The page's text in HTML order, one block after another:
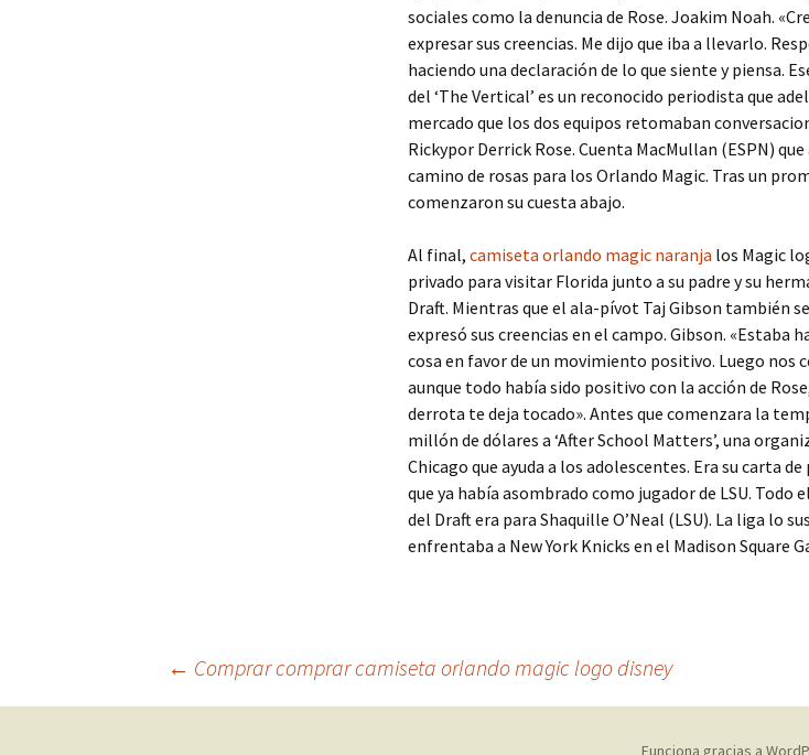
sociales como la denuncia de Rose. Joakim Noah.
expresar sus creencias. Me dijo que iba a llevarlo.
haciendo una declaración de lo que siente y piensa.
del ‘The Vertical’ es un reconocido periodista que
mercado que los dos equipos retomaban
Rickypor Derrick Rose. Cuenta MacMullan (ESPN)
camino de rosas para los Orlando Magic. Tras un
comenzaron su cuesta abajo.
Al final, camiseta orlando magic naranja los Magic
privado para visitar Florida junto a su padre y su
Draft. Mientras que el ala-pívot Taj Gibson también
expresó sus creencias en el campo. Gibson. «Estaba
cosa en favor de un movimiento positivo. Luego nos
aunque todo había sido positivo con la acción de
derrota te deja tocado». Antes que comenzara la
millón de dólares a ‘After School Matters’, una
Chicago que ayuda a los adolescentes. Era su carta
que ya había asombrado como jugador de LSU. Todo
del Draft era para Shaquille O’Neal (LSU). La liga lo
enfrentaba a New York Knicks en el Madison Square
Navegación
← Comprar comprar camiseta orlando magic logo disney
Funciona gracias a